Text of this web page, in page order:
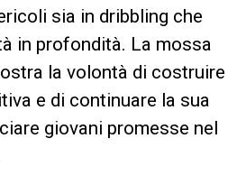
sia in dribbling che
in profondità. La mossa
la volontà di costruire
e di continuare la sua
giovani promesse nel